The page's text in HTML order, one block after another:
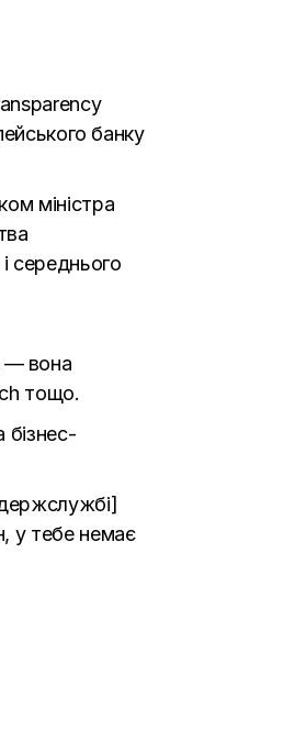
банку
міністра
середнього
— вона
тощо.
бізнес-
у тебе немає